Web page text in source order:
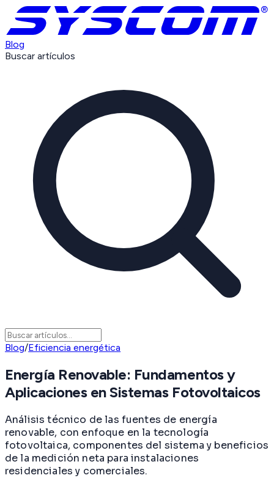
Blog
Buscar artículos
Blog/Eficiencia energética
Energía Renovable: Fundamentos y
Aplicaciones en Sistemas Fotovoltaicos
Análisis técnico de las fuentes de energía
renovable, con enfoque en la tecnología
fotovoltaica, componentes del sistema y beneficios
de la medición neta para instalaciones
residenciales y comerciales.